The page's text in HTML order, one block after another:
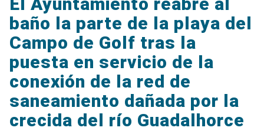
baño la parte de la playa del
Campo de Golf tras la
puesta en servicio de la
conexión de la red de
saneamiento dañada por la
crecida del río Guadalhorce